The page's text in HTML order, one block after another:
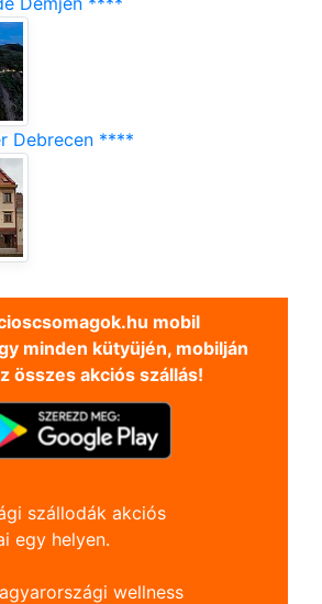
Debrecen ****
mobil
minden kütyüjén, mobilján
összes akciós szállás!
szállodák akciós
egy helyen.
wellness